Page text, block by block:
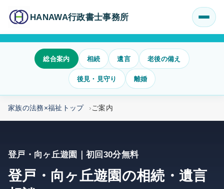
HANAWA行政書士事務所
総合案内 相続 遺言 老後の備え
後見・見守り 離婚
家族の法務×福祉トップ ご案内
登戸・向ヶ丘遊園｜初回30分無料
登戸・向ヶ丘遊園の相続・遺言